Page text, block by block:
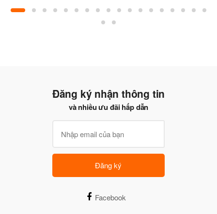
Đăng ký nhận thông tin
và nhiều ưu đãi hấp dẫn
Đăng ký
Facebook